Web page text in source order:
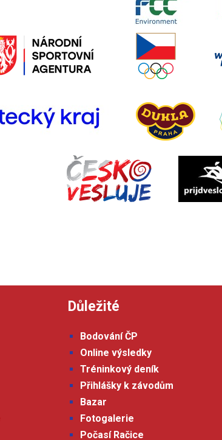
Důležité
Bodování ČP
Online výsledky
Tréninkový deník
Přihlášky k závodům
Bazar
Fotogalerie
Počasí Račice